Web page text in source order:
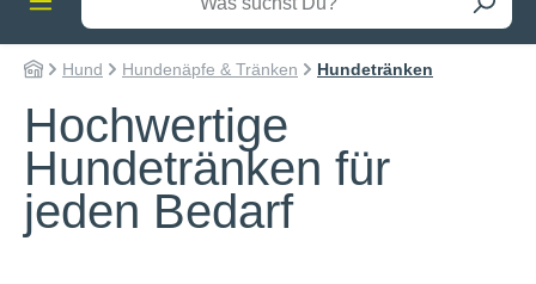
Hund Hundenäpfe & Tränken Hundetränken
Hochwertige
Hundetränken für
jeden Bedarf